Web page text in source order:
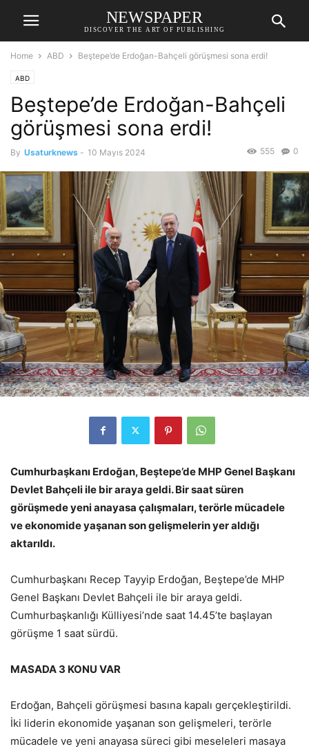
NEWSPAPER
DISCOVER THE ART OF PUBLISHING
Home ABD Beştepe’de Erdoğan-Bahçeli görüşmesi sona erdi!
ABD
Beştepe’de Erdoğan-Bahçeli
görüşmesi sona erdi!
By Usaturknews - 10 Mayıs 2024 0
555
Cumhurbaşkanı Erdoğan, Beştepe’de MHP Genel Başkanı
Devlet Bahçeli ile bir araya geldi. Bir saat süren
görüşmede yeni anayasa çalışmaları, terörle mücadele
ve ekonomide yaşanan son gelişmelerin yer aldığı
aktarıldı.
Cumhurbaşkanı Recep Tayyip Erdoğan, Beştepe’de MHP
Genel Başkanı Devlet Bahçeli ile bir araya geldi.
Cumhurbaşkanlığı Külliyesi’nde saat 14.45’te başlayan
görüşme 1 saat sürdü.
MASADA 3 KONU VAR
Erdoğan, Bahçeli görüşmesi basına kapalı gerçekleştirildi.
İki liderin ekonomide yaşanan son gelişmeleri, terörle
mücadele ve yeni anayasa süreci gibi meseleleri masaya